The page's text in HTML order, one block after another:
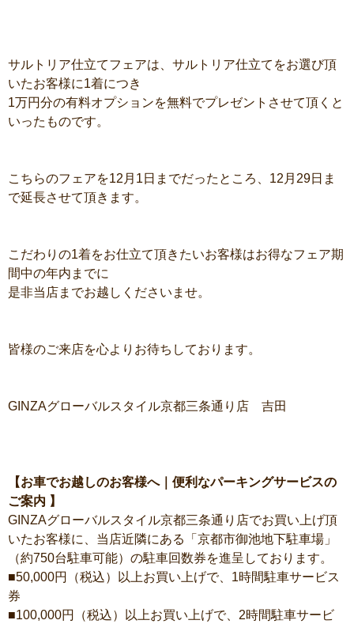
サルトリア仕立てフェアは、サルトリア仕立てをお選び頂
いたお客様に1着につき
1万円分の有料オプションを無料でプレゼントさせて頂くと
いったものです。
こちらのフェアを12月1日までだったところ、12月29日ま
で延長させて頂きます。
こだわりの1着をお仕立て頂きたいお客様はお得なフェア期
間中の年内までに
是非当店までお越しくださいませ。
皆様のご来店を心よりお待ちしております。
GINZAグローバルスタイル京都三条通り店 吉田
【お車でお越しのお客様へ｜便利なパーキングサービスの
ご案内 】
GINZAグローバルスタイル京都三条通り店でお買い上げ頂
いたお客様に、当店近隣にある「京都市御池地下駐車場」
（約750台駐車可能）の駐車回数券を進呈しております。
■50,000円（税込）以上お買い上げで、1時間駐車サービス
券
■100,000円（税込）以上お買い上げで、2時間駐車サービ